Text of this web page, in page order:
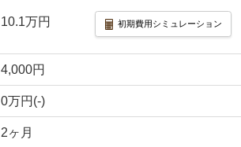
10.1万円 初期費用シミュレーション
4,000円
0万円(-)
2ヶ月